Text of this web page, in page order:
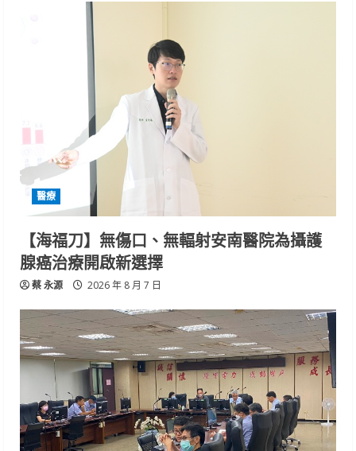
醫療
【海福刀】無傷口、無輻射安南醫院為攝護
腺癌治療開啟新選擇
蔡 永源 2026 年 8 月 7 日